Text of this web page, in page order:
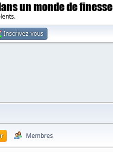
un monde de finesse
Inscrivez-vous
Membres